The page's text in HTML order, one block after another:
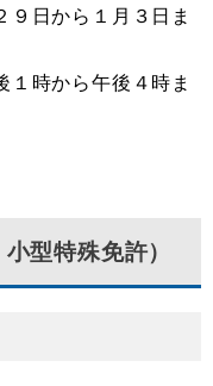
９日から１月３日ま
時から午後４時ま
型特殊免許）